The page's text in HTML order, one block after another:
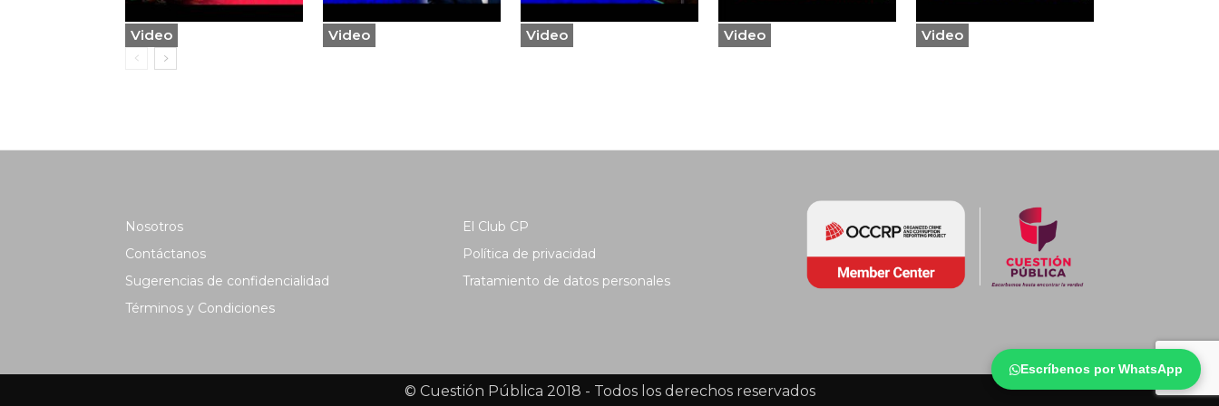
Escríbenos por WhatsApp
Video Video Video Video Video
Nosotros
Contáctanos
Sugerencias de confidencialidad
Términos y Condiciones
El Club CP
Política de privacidad
Tratamiento de datos personales
© Cuestión Pública 2018 - Todos los derechos reservados